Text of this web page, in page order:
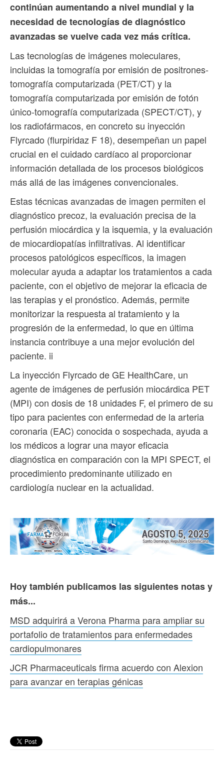
continúan aumentando a nivel mundial y la
necesidad de tecnologías de diagnóstico
avanzadas se vuelve cada vez más crítica.
Las tecnologías de imágenes moleculares,
incluidas la tomografía por emisión de positrones-
tomografía computarizada (PET/CT) y la
tomografía computarizada por emisión de fotón
único-tomografía computarizada (SPECT/CT), y
los radiofármacos, en concreto su inyección
Flyrcado (flurpiridaz F 18), desempeñan un papel
crucial en el cuidado cardíaco al proporcionar
información detallada de los procesos biológicos
más allá de las imágenes convencionales.
Estas técnicas avanzadas de imagen permiten el
diagnóstico precoz, la evaluación precisa de la
perfusión miocárdica y la isquemia, y la evaluación
de miocardiopatías infiltrativas. Al identificar
procesos patológicos específicos, la imagen
molecular ayuda a adaptar los tratamientos a cada
paciente, con el objetivo de mejorar la eficacia de
las terapias y el pronóstico. Además, permite
monitorizar la respuesta al tratamiento y la
progresión de la enfermedad, lo que en última
instancia contribuye a una mejor evolución del
paciente. ii
La inyección Flyrcado de GE HealthCare, un
agente de imágenes de perfusión miocárdica PET
(MPI) con dosis de 18 unidades F, el primero de su
tipo para pacientes con enfermedad de la arteria
coronaria (EAC) conocida o sospechada, ayuda a
los médicos a lograr una mayor eficacia
diagnóstica en comparación con la MPI SPECT, el
procedimiento predominante utilizado en
cardiología nuclear en la actualidad.
Hoy también publicamos las siguientes notas y
más...
MSD adquirirá a Verona Pharma para ampliar su
portafolio de tratamientos para enfermedades
cardiopulmonares
JCR Pharmaceuticals firma acuerdo con Alexion
para avanzar en terapias génicas